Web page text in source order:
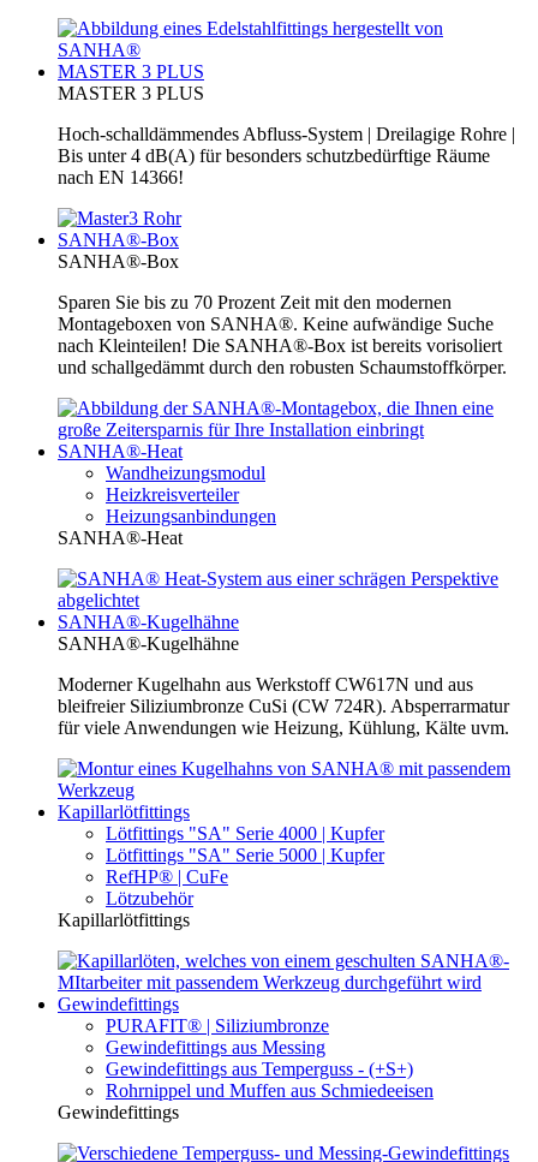
MASTER 3 PLUS
MASTER 3 PLUS
Hoch-schalldämmendes Abfluss-System | Dreilagige Rohre |
Bis unter 4 dB(A) für besonders schutzbedürftige Räume
nach EN 14366!
SANHA®-Box
SANHA®-Box
Sparen Sie bis zu 70 Prozent Zeit mit den modernen
Montageboxen von SANHA®. Keine aufwändige Suche
nach Kleinteilen! Die SANHA®-Box ist bereits vorisoliert
und schallgedämmt durch den robusten Schaumstoffkörper.
SANHA®-Heat
Wandheizungsmodul
Heizkreisverteiler
Heizungsanbindungen
SANHA®-Heat
SANHA®-Kugelhähne
SANHA®-Kugelhähne
Moderner Kugelhahn aus Werkstoff CW617N und aus
bleifreier Siliziumbronze CuSi (CW 724R). Absperrarmatur
für viele Anwendungen wie Heizung, Kühlung, Kälte uvm.
Kapillarlötfittings
Lötfittings "SA" Serie 4000 | Kupfer
Lötfittings "SA" Serie 5000 | Kupfer
RefHP® | CuFe
Lötzubehör
Kapillarlötfittings
Gewindefittings
PURAFIT® | Siliziumbronze
Gewindefittings aus Messing
Gewindefittings aus Temperguss - (+S+)
Rohrnippel und Muffen aus Schmiedeeisen
Gewindefittings